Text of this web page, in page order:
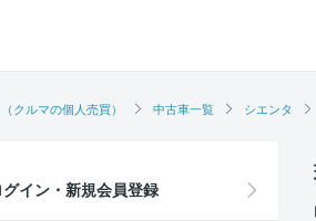
クルマの個人売買） 中古車一覧 シエンタ
グイン・新規会員登録